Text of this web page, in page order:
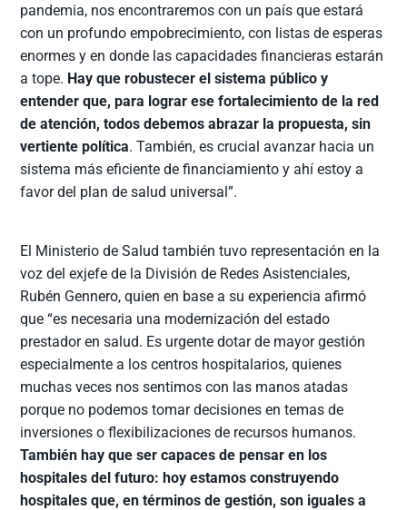
pandemia, nos encontraremos con un país que estará
con un profundo empobrecimiento, con listas de esperas
enormes y en donde las capacidades financieras estarán
a tope. Hay que robustecer el sistema público y
entender que, para lograr ese fortalecimiento de la red
de atención, todos debemos abrazar la propuesta, sin
vertiente política. También, es crucial avanzar hacia un
sistema más eficiente de financiamiento y ahí estoy a
favor del plan de salud universal”.
El Ministerio de Salud también tuvo representación en la
voz del exjefe de la División de Redes Asistenciales,
Rubén Gennero, quien en base a su experiencia afirmó
que “es necesaria una modernización del estado
prestador en salud. Es urgente dotar de mayor gestión
especialmente a los centros hospitalarios, quienes
muchas veces nos sentimos con las manos atadas
porque no podemos tomar decisiones en temas de
inversiones o flexibilizaciones de recursos humanos.
También hay que ser capaces de pensar en los
hospitales del futuro: hoy estamos construyendo
hospitales que, en términos de gestión, son iguales a